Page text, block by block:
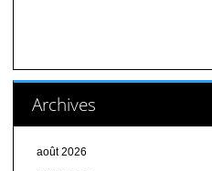
Archives
août 2026